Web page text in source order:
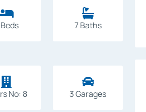

7 Baths

No: 8

3 Garages